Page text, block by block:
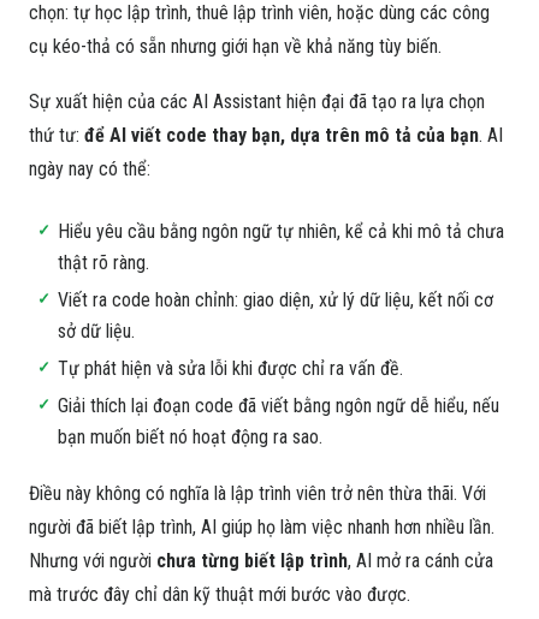
chọn: tự học lập trình, thuê lập trình viên, hoặc dùng các công
cụ kéo-thả có sẵn nhưng giới hạn về khả năng tùy biến.
Sự xuất hiện của các AI Assistant hiện đại đã tạo ra lựa chọn
thứ tư: để AI viết code thay bạn, dựa trên mô tả của bạn. AI
ngày nay có thể:
Hiểu yêu cầu bằng ngôn ngữ tự nhiên, kể cả khi mô tả chưa
thật rõ ràng.
Viết ra code hoàn chỉnh: giao diện, xử lý dữ liệu, kết nối cơ
sở dữ liệu.
Tự phát hiện và sửa lỗi khi được chỉ ra vấn đề.
Giải thích lại đoạn code đã viết bằng ngôn ngữ dễ hiểu, nếu
bạn muốn biết nó hoạt động ra sao.
Điều này không có nghĩa là lập trình viên trở nên thừa thãi. Với
người đã biết lập trình, AI giúp họ làm việc nhanh hơn nhiều lần.
Nhưng với người chưa từng biết lập trình, AI mở ra cánh cửa
mà trước đây chỉ dân kỹ thuật mới bước vào được.